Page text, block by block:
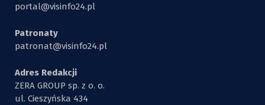
portal@visinfo24.pl
Patronaty
patronat@visinfo24.pl
Adres Redakcji
ZERA GROUP sp. z o. o.
ul. Cieszyńska 434